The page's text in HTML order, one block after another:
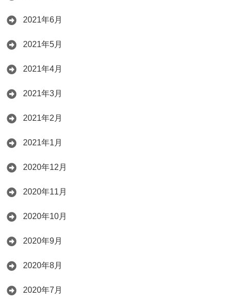
2021年6月
2021年5月
2021年4月
2021年3月
2021年2月
2021年1月
2020年12月
2020年11月
2020年10月
2020年9月
2020年8月
2020年7月